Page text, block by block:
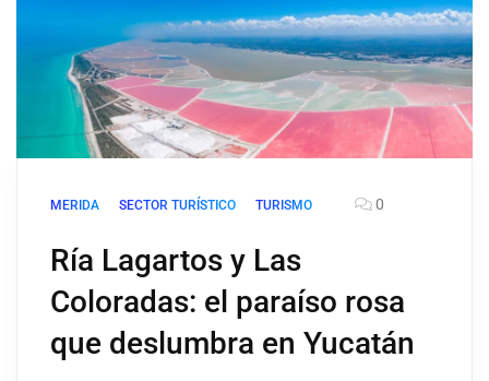
MERIDA SECTOR TURÍSTICO TURISMO 0
Ría Lagartos y Las
Coloradas: el paraíso rosa
que deslumbra en Yucatán